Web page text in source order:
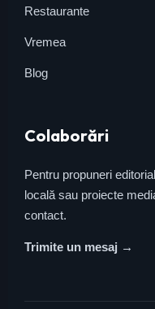
Restaurante
Vremea
Blog
Colaborări
Pentru propuneri
locală sau proiecte
contact.
Trimite un mesaj →